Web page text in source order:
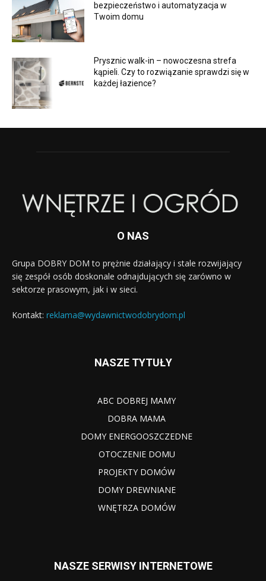
bezpieczeństwo i automatyzacja w
Twoim domu
Prysznic walk-in – nowoczesna strefa
kąpieli. Czy to rozwiązanie sprawdzi się w
każdej łazience?
O NAS
Grupa DOBRY DOM to prężnie działający i stale rozwijający
się zespół osób doskonale odnajdujących się zarówno w
sektorze prasowym, jak i w sieci.
Kontakt: reklama@wydawnictwodobrydom.pl
NASZE TYTUŁY
ABC DOBREJ MAMY
DOBRA MAMA
DOMY ENERGOOSZCZEDNE
OTOCZENIE DOMU
PROJEKTY DOMÓW
DOMY DREWNIANE
WNĘTRZA DOMÓW
NASZE SERWISY INTERNETOWE